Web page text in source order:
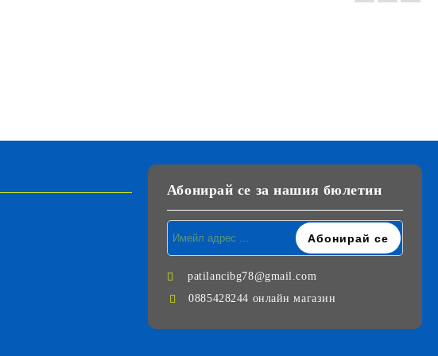
Абонирай се за нашия бюлетин
patilancibg78@gmail.com
0885428244 онлайн магазин